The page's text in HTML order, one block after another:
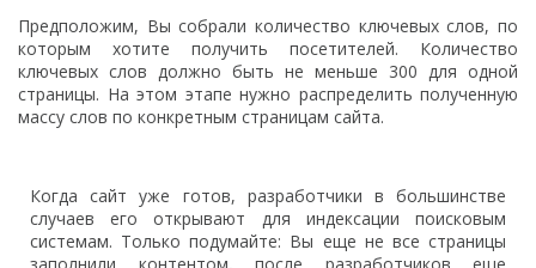
Предположим, Вы собрали количество ключевых слов, по
которым хотите получить посетителей. Количество
ключевых слов должно быть не меньше 300 для одной
страницы. На этом этапе нужно распределить полученную
массу слов по конкретным страницам сайта.
Когда сайт уже готов, разработчики в большинстве
случаев его открывают для индексации поисковым
системам. Только подумайте: Вы еще не все страницы